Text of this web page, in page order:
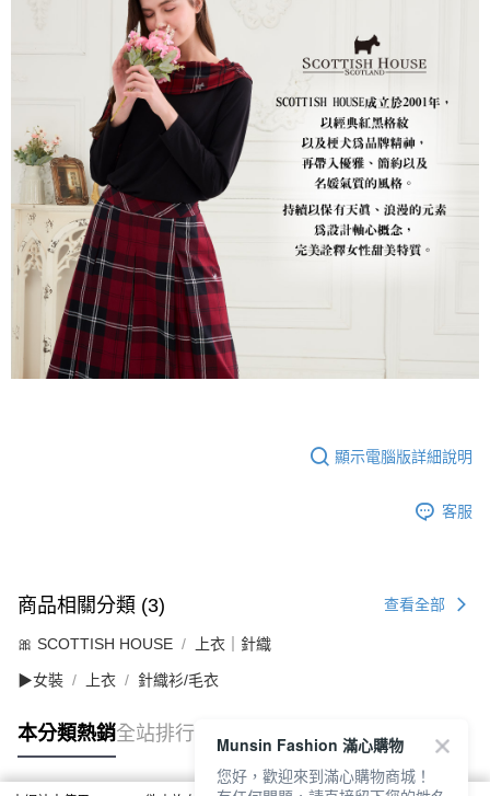
顯示電腦版詳細說明
客服
商品相關分類 (3) 查看全部
🎀 SCOTTISH HOUSE 上衣｜針織
▶女裝 上衣 針織衫/毛衣
本分類熱銷全站排行
Munsin Fashion 滿心購物
您好，歡迎來到滿心購物商城！